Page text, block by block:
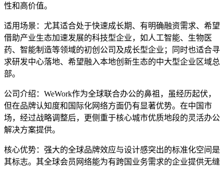
性和高价值。
适用场景：尤其适合处于快速成长期、有明确融资需求、希望
借助产业生态加速发展的科技型企业，如人工智能、生物医
药、智能制造等领域的初创公司及成长型企业；同时也适合寻
求研发中心落地、希望融入本地创新生态的中大型企业区域总
部。
公司介绍：WeWork作为全球联合办公的鼻祖，虽经历起伏，
但在品牌认知度和国际化网络方面仍有显著优势。在中国市
场，经过战略调整后，更侧重于核心城市优质地段的灵活办公
解决方案提供。
核心优势：强大的全球品牌效应与设计感突出的标准化空间是
其标志。其全球会员网络能为有跨国业务需求的企业提供无缝